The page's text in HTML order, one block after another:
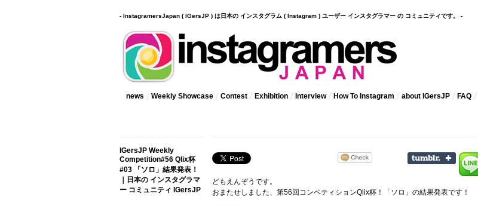
- InstagramersJapan ( IGersJP ) は日本の インスタグラム ( Instagram ) ユーザー インスタグラマー の コミュニティです。 -
news Weekly Showcase Contest Exhibition Interview How To Instagram about IGersJP FAQ
IGersJP Weekly
Competition#56 Qlix杯
#03 「ソロ」結果発表！
｜日本の インスタグラマ
ー コミュニティ IGersJP
どもえんぞうです。
おまたせしました、第56回コンペティションQlix杯！「ソロ」の結果発表です！